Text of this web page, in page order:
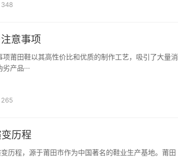
意事项
莆田鞋以其高性价比和优质的制作工艺，吸引了大量消
产品···
历程
历程，源于莆田市作为中国著名的鞋业生产基地。莆田